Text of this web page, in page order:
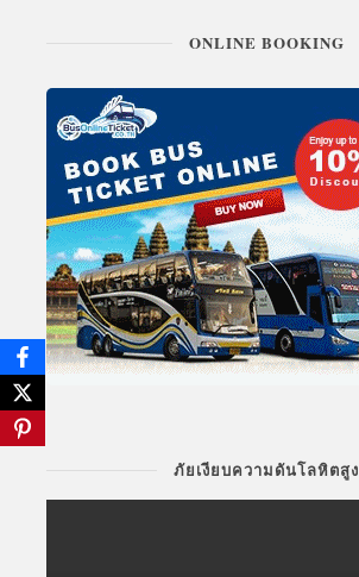
ONLINE BOOKING
ภัยเงียบความดันโลหิตสูง